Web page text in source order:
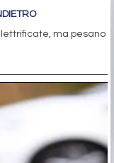
ma pesano